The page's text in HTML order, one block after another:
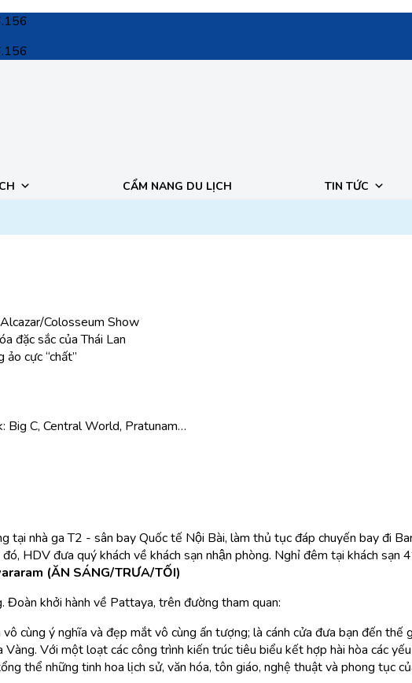
CẨM NANG DU LỊCH TIN TỨC
Colosseum Show
đặc sắc của Thái Lan
cực “chất”
Big C, Central World, Pratunam…
tại nhà ga T2 - sân bay Quốc tế Nội Bài, làm thủ tục đáp chuyến bay đi
HDV đưa quý khách về khách sạn nhận phòng. Nghỉ đêm tại khách sạn
(ĂN SÁNG/TRƯA/TỐI)
Đoàn khởi hành về Pattaya, trên đường tham quan:
cùng ý nghĩa và đẹp mắt vô cùng ấn tượng; là cánh cửa đưa bạn đến thế
Với một loạt các công trình kiến trúc tiêu biểu kết hợp hài hòa các
thể những tinh hoa lịch sử, văn hóa, tôn giáo, nghệ thuật và phong tục